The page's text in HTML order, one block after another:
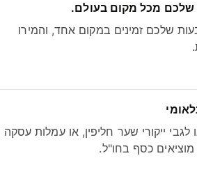
מכל מקום בעולם.
שלכם זמינים במקום אחד, והמירו
ייקורי שער חליפין, או עמלות עסקה
כסף בחו"ל.